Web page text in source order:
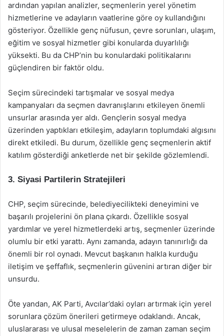
ardından yapılan analizler, seçmenlerin yerel yönetim
hizmetlerine ve adayların vaatlerine göre oy kullandığını
gösteriyor. Özellikle genç nüfusun, çevre sorunları, ulaşım,
eğitim ve sosyal hizmetler gibi konularda duyarlılığı
yüksekti. Bu da CHP’nin bu konulardaki politikalarını
güçlendiren bir faktör oldu.
Seçim sürecindeki tartışmalar ve sosyal medya
kampanyaları da seçmen davranışlarını etkileyen önemli
unsurlar arasında yer aldı. Gençlerin sosyal medya
üzerinden yaptıkları etkileşim, adayların toplumdaki algısını
direkt etkiledi. Bu durum, özellikle genç seçmenlerin aktif
katılım gösterdiği anketlerde net bir şekilde gözlemlendi.
3. Siyasi Partilerin Stratejileri
CHP, seçim sürecinde, belediyecilikteki deneyimini ve
başarılı projelerini ön plana çıkardı. Özellikle sosyal
yardımlar ve yerel hizmetlerdeki artış, seçmenler üzerinde
olumlu bir etki yarattı. Aynı zamanda, adayın tanınırlığı da
önemli bir rol oynadı. Mevcut başkanın halkla kurduğu
iletişim ve şeffaflık, seçmenlerin güvenini artıran diğer bir
unsurdu.
Öte yandan, AK Parti, Avcılar’daki oyları artırmak için yerel
sorunlara çözüm önerileri getirmeye odaklandı. Ancak,
uluslararası ve ulusal meselelerin de zaman zaman seçim